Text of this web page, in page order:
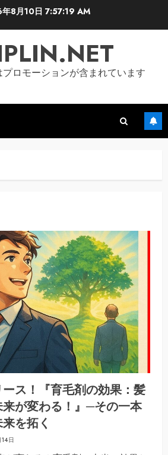
8月10日 7:57:20 AM
ロモーションが含まれています
ス！『育毛剤の効果：髪
が変わる！』─その一本
を拓く
日